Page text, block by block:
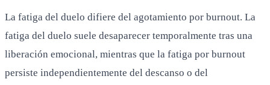
La fatiga del duelo difiere del agotamiento por burnout. La
fatiga del duelo suele desaparecer temporalmente tras una
liberación emocional, mientras que la fatiga por burnout
persiste independientemente del descanso o del